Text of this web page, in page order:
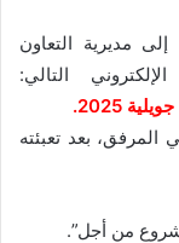
مديرية التعاون
التالي:
بعد تعبئته
من أجل”.